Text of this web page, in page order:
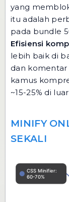
yang
itu adalah
pada bundle
Efisiensi
lebih baik di
dan
kamus
~15-25% di
MINIFY
SEKALI